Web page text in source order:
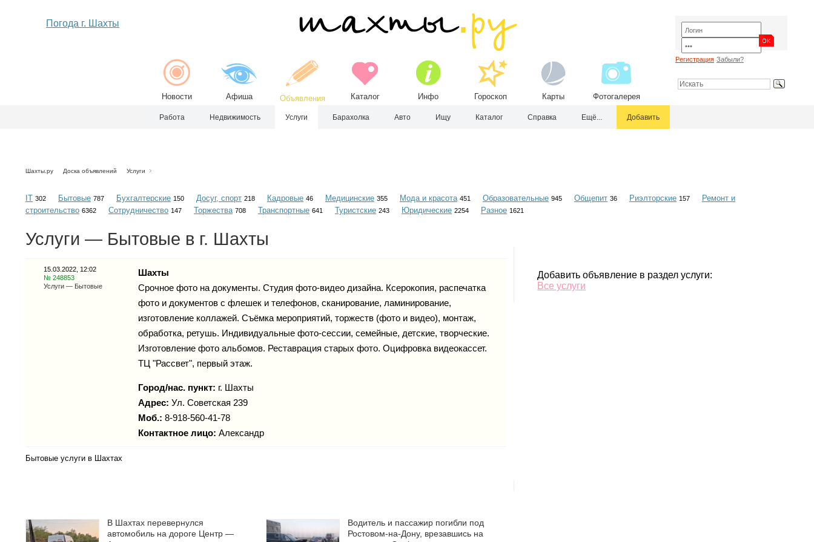
Погода г. Шахты
Новости Афиша Объявления Каталог Инфо Гороскоп Карты Фотогалерея
Регистрация Забыли?
Работа Недвижимость Услуги Барахолка Авто Ищу Каталог Справка Ещё... Добавить
Шахты.ру Доска объявлений Услуги
IT 302 Бытовые 787 Бухгалтерские 150 Досуг, спорт 218 Кадровые 46 Медицинские 355 Мода и красота 451 Образовательные 945 Общепит 36 Риэлторские 157
Ремонт и
строительство 6362 Сотрудничество 147 Торжества 708 Транспортные 641 Туристские 243 Юридические 2254 Разное 1621
Услуги — Бытовые в г. Шахты
15.03.2022, 12:02
№ 248853
Услуги — Бытовые
Шахты
Срочное фото на документы. Студия фото-видео дизайна. Ксерокопия, распечатка
фото и документов с флешек и телефонов, сканирование, ламинирование,
изготовление коллажей. Съёмка мероприятий, торжеств (фото и видео), монтаж,
обработка, ретушь. Индивидуальные фото-сессии, семейные, детские, творческие.
Изготовление фото альбомов. Реставрация старых фото. Оцифровка видеокассет.
ТЦ "Рассвет", первый этаж.
Город/нас. пункт: г. Шахты
Адрес: Ул. Советская 239
Моб.: 8-918-560-41-78
Контактное лицо: Александр
Бытовые услуги в Шахтах
Добавить объявление в раздел услуги:
Все услуги
В Шахтах перевернулся
автомобиль на дороге Центр —
Водитель и пассажир погибли под
Ростовом-на-Дону, врезавшись на